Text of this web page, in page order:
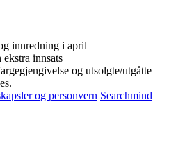
innredning i april
innsats
og utsolgte/utgåtte
og personvern Searchmind